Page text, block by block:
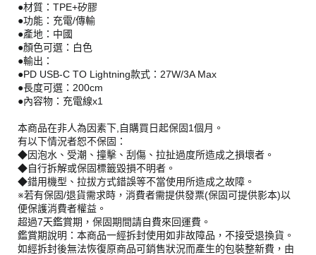
●材質：TPE+矽膠
●功能：充電/傳輸
●產地：中國
●顏色可選：白色
●輸出：
●PD USB-C TO Lightning款式：27W/3A Max
●長度可選：200cm
●內容物：充電線x1
本商品在非人為因素下,自購買日起保固1個月。
有以下情況者恕不保固：
◆因泡水、受潮、撞擊、刮傷、拉扯過度所造成之損壞者。
◆自行拆解或保固標籤毀損不明者。
◆錯用機型、拉拔方式錯誤等不當使用所造成之故障。
※若有保固/退貨需求時，消費者需提供發票(保固可提供影本)以
便保護消費者權益。
超過7天鑑賞期，保固期間請自費來回運費。
鑑賞期說明：本商品一經拆封使用如非故障品，不接受退換貨。
如經拆封後無法恢復原商品可銷售狀況而產生的包裝整新費，由